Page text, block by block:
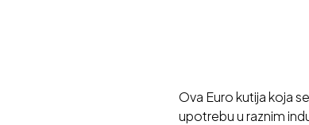
Ova Euro kutija koja
upotrebu u raznim